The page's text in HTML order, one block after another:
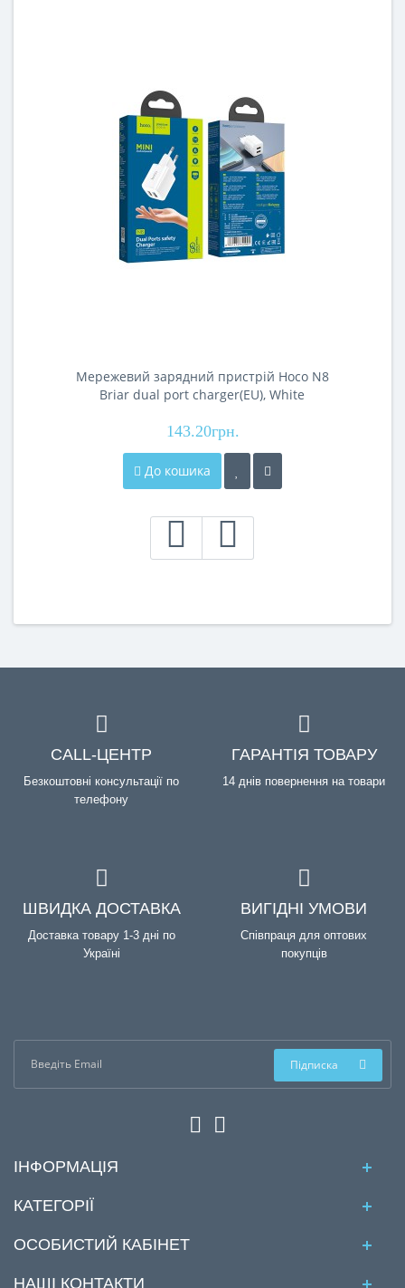
Мережевий зарядний пристрій Hoco N8
Briar dual port charger(EU), White
143.20грн.
До кошика
CALL-ЦЕНТР
Безкоштовні консультації по
телефону
ГАРАНТІЯ ТОВАРУ
14 днів повернення на товари
ШВИДКА ДОСТАВКА
Доставка товару 1-3 дні по
Україні
ВИГІДНІ УМОВИ
Співпраця для оптових
покупців
Підписка
ІНФОРМАЦІЯ
КАТЕГОРІЇ
ОСОБИСТИЙ КАБІНЕТ
НАШІ КОНТАКТИ